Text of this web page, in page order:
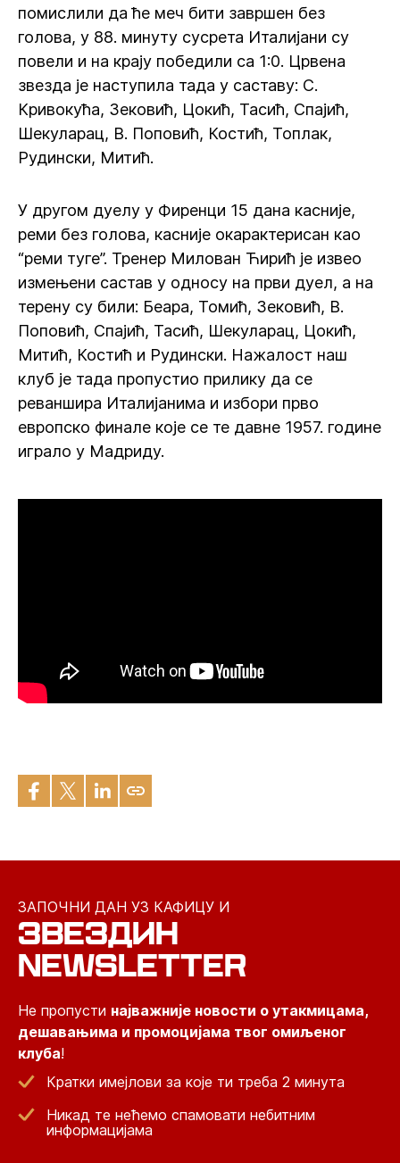
помислили да ће меч бити завршен без
голова, у 88. минуту сусрета Италијани су
повели и на крају победили са 1:0. Црвена
звезда је наступила тада у саставу: С.
Кривокућа, Зековић, Цокић, Тасић, Спајић,
Шекуларац, В. Поповић, Костић, Топлак,
Рудински, Митић.
У другом дуелу у Фиренци 15 дана касније,
реми без голова, касније окарактерисан као
“реми туге”. Тренер Милован Ћирић је извео
измењени састав у односу на први дуел, а на
терену су били: Беара, Томић, Зековић, В.
Поповић, Спајић, Тасић, Шекуларац, Цокић,
Митић, Костић и Рудински. Нажалост наш
клуб је тада пропустио прилику да се
реваншира Италијанима и избори прво
европско финале које се те давне 1957. године
играло у Мадриду.
ЗАПОЧНИ ДАН УЗ КАФИЦУ И
ЗВЕЗДИН
NEWSLETTER
Не пропусти најважније новости о утакмицама,
дешавањима и промоцијама твог омиљеног
клуба!
Кратки имејлови за које ти треба 2 минута
Никад те нећемо спамовати небитним
информацијама